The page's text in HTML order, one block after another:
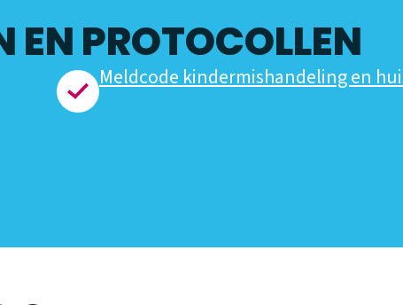
EN PROTOCOLLEN
Meldcode kindermishandeling en